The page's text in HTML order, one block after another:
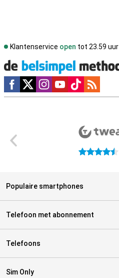
Klantenservice open tot 23.59 uur
Social media
4.5 sterren
Populaire smartphones
Telefoon met abonnement
Telefoons
Sim Only